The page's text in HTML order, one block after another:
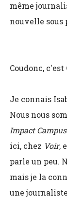
même
nouvelle sous
Coudonc,
Je connais
Nous nous
Impact Campus
ici, chez Voir,
parle un peu.
mais je la
une